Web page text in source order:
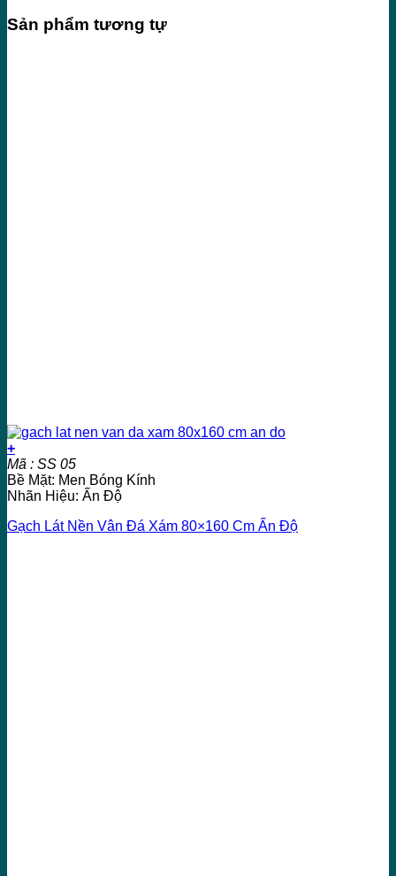
Sản phẩm tương tự
+
Mã : SS 05
Bề Mặt: Men Bóng Kính
Nhãn Hiệu: Ấn Độ
Gạch Lát Nền Vân Đá Xám 80×160 Cm Ấn Độ